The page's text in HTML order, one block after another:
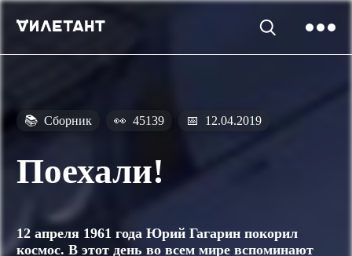
📚 Сборник 👀 45139 📅 12.04.2019
Поехали!
12 апреля 1961 года Юрий Гагарин покорил
космос. В этот день во всем мире вспоминают